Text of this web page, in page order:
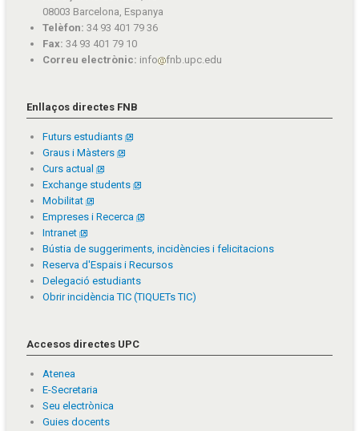
08003 Barcelona, Espanya
Telèfon: 34 93 401 79 36
Fax: 34 93 401 79 10
Correu electrònic: info fnb.upc.edu
Enllaços directes FNB
Futurs estudiants
Graus i Màsters
Curs actual
Exchange students
Mobilitat
Empreses i Recerca
Intranet
Bústia de suggeriments, incidències i felicitacions
Reserva d'Espais i Recursos
Delegació estudiants
Obrir incidència TIC (TIQUETs TIC)
Accesos directes UPC
Atenea
E-Secretaria
Seu electrònica
Guies docents